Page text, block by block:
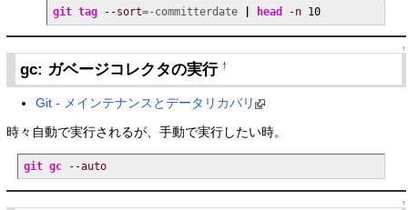
git tag --sort=-committerdate head -n 10
↑
gc: ガベージコレクタの実行†
Git - メインテナンスとデータリカバリ
時々自動で実行されるが、手動で実行したい時。
git gc --auto
↑